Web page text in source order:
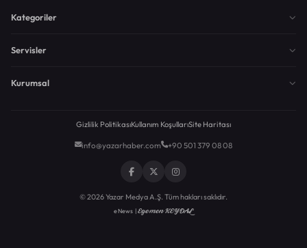
Kategoriler
Servisler
Kurumsal
Gizlilik PolitikasıKullanım KoşullarıSite Haritası
info@yazarhaber.com +90 501 379 08 08
© 2026 Yazar Medya A.Ş. Tüm hakları saklıdır.
eNews |Egemen KEYDAL